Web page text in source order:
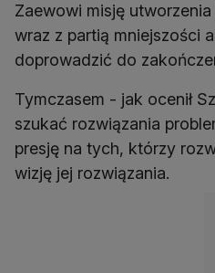
Zaewowi misję
wraz z partią mniejszości
doprowadzić do
Tymczasem - jak ocenił
szukać rozwiązania
presję na tych, którzy
wizję jej rozwiązania.